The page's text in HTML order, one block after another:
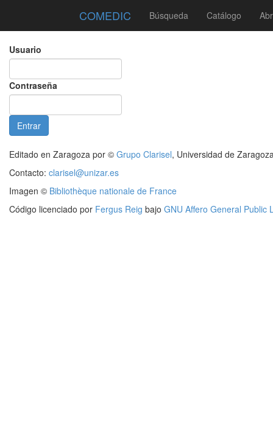
COMEDIC Búsqueda Catálogo
Usuario
Contraseña
Editado en Zaragoza por © Grupo Clarisel, Universidad de
Contacto: clarisel@unizar.es
Imagen © Bibliothèque nationale de France
Código licenciado por Fergus Reig bajo GNU Affero General Public